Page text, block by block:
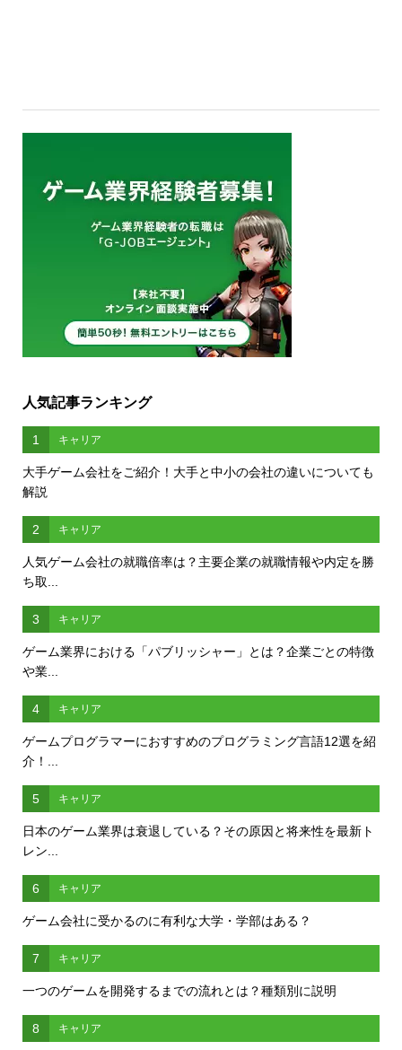
人気記事ランキング
1 キャリア
大手ゲーム会社をご紹介！大手と中小の会社の違いについても
解説
2 キャリア
人気ゲーム会社の就職倍率は？主要企業の就職情報や内定を勝
ち取...
3 キャリア
ゲーム業界における「パブリッシャー」とは？企業ごとの特徴
や業...
4 キャリア
ゲームプログラマーにおすすめのプログラミング言語12選を紹
介！...
5 キャリア
日本のゲーム業界は衰退している？その原因と将来性を最新ト
レン...
6 キャリア
ゲーム会社に受かるのに有利な大学・学部はある？
7 キャリア
一つのゲームを開発するまでの流れとは？種類別に説明
8 キャリア